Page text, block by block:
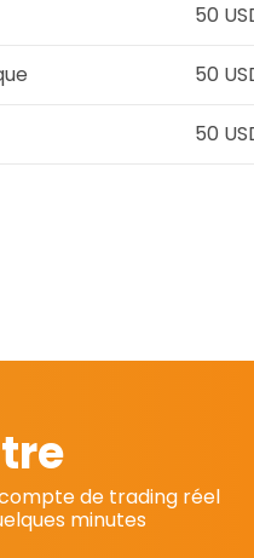
50
50
50
de trading réel
minutes